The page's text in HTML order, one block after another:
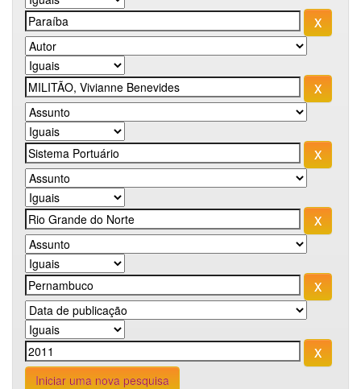
Iniciar uma nova pesquisa